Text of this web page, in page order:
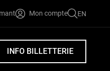
INFO BILLETTERIE
Mon compte
FAIRE
UNE
EN